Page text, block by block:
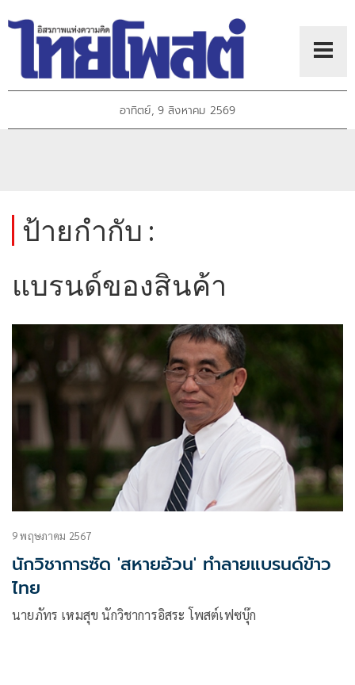
อาทิตย์, 9 สิงหาคม 2569
ป้ายกำกับ :
แบรนด์ของสินค้า
9 พฤษภาคม 2567
นักวิชาการซัด 'สหายอ้วน' ทำลายแบรนด์ข้าว
ไทย
นายภัทร เหมสุข นักวิชาการอิสระ โพสต์เฟซบุ๊ก